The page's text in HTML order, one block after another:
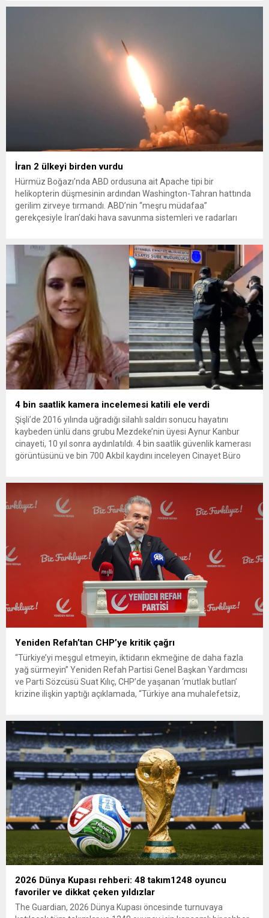
İran 2 ülkeyi birden vurdu
Hürmüz Boğazı’nda ABD ordusuna ait Apache tipi bir
helikopterin düşmesinin ardından Washington-Tahran hattında
gerilim zirveye tırmandı. ABD’nin “meşru müdafaa”
gerekçesiyle İran’daki hava savunma sistemleri ve radarları
yeni bir ABD saldırısına anında yanıt verileceğini duyurdu....
4 bin saatlik kamera incelemesi katili ele verdi
Şişli’de 2016 yılında uğradığı silahlı saldırı sonucu hayatını
kaybeden ünlü dans grubu Mezdeke’nin üyesi Aynur Kanbur
cinayeti, 10 yıl sonra aydınlatıldı. 4 bin saatlik güvenlik kamerası
görüntüsünü ve bin 700 Akbil kaydını inceleyen Cinayet Büro
Yeniden Refah’tan CHP’ye kritik çağrı
“Türkiye’yi meşgul etmeyin, iktidarın ekmeğine de daha fazla
yağ sürmeyin” Yeniden Refah Partisi Genel Başkan Yardımcısı
ve Parti Sözcüsü Suat Kılıç, CHP’de yaşanan ‘mutlak butlan’
krizine ilişkin yaptığı açıklamada, “Türkiye ana muhalefetsiz,
olun. Türkiye’yi...
2026 Dünya Kupası rehberi: 48 takım1248 oyuncu
favoriler ve dikkat çeken yıldızlar
The Guardian, 2026 Dünya Kupası öncesinde turnuvaya